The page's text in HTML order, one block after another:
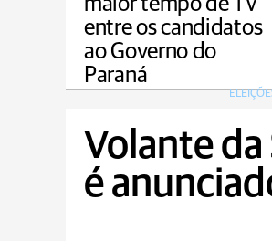
entre os candidatos
ao Governo do
Paraná
Volante da
é